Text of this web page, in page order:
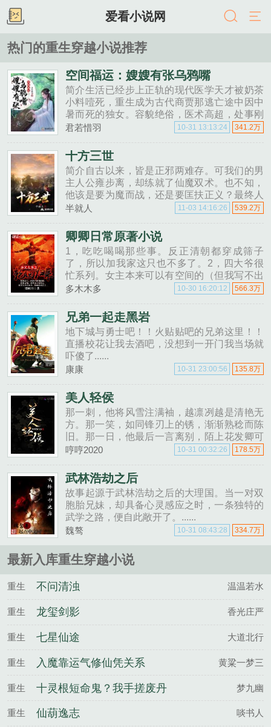
爱看小说网
热门的重生穿越小说推荐
空间福运：嫂嫂有张乌鸦嘴
简介生活已经步上正轨的现代医学天才被奶茶
小料噎死，重生成为古代商贾那逃亡途中因中
暑而死的独女。容貌绝俗，医术高超，处事刚
柔并济。同时红运临头，出门捡钱自带乌鸦
头，猎术精湛，娶她回家后，宠她宠......
君若惜羽 341.2万
10-31 13:13:24
十方三世
简介自古以来，皆是正邪两难存。可我们的男
主人公雍步离，却练就了仙魔双术。也不知，
他该是要为魔而战，还是要匡扶正义？最终人
间一遭，还是选择了......
半就人 539.2万
11-03 14:16:26
卿卿日常原著小说
1，吃吃喝喝那些事。反正清朝都穿成筛子
了，所以加我家这只也不多了。2，四大爷很
忙系列。女主本来可以有空间的（但我写不出
来，一写到空间就犯设定狂癖，文会歪到十万
多木木多 566.3万
10-30 16:20:12
兄弟一起走黑岩
地下城与勇士吧！！火贴贴吧的兄弟这里！！
直播校花让我去酒吧，没想到一开门我当场就
吓傻了......
康康 135.8万
10-31 23:00:56
美人轻侯
那一刺，他将风雪注满袖，越凛冽越是清艳无
方。那一笑，如同锋刃上的锈，渐渐熟稔而陈
旧。那一日，他最后一言离别，陌上花发卿可
缓缓醉矣。他说无论此生浪子或卿侯，他只想
人情狂。......
哼哼2020 178.5万
10-31 00:32:26
武林浩劫之后
故事起源于武林浩劫之后的大理国。当一对双
胞胎兄妹，却具备心灵感应之时，一条独特的
武学之路，便自此敞开了。......
魏骜 334.7万
10-31 08:43:28
最新入库重生穿越小说
重生 不问清浊 温温若水
重生 龙玺剑影 香光庄严
重生 七星仙途 大道北行
重生 入魔靠运气修仙凭关系 黄粱一梦三
重生
十灵根短命鬼？我手搓废丹
成仙
梦九幽
重生 仙葫逸志 啖书人